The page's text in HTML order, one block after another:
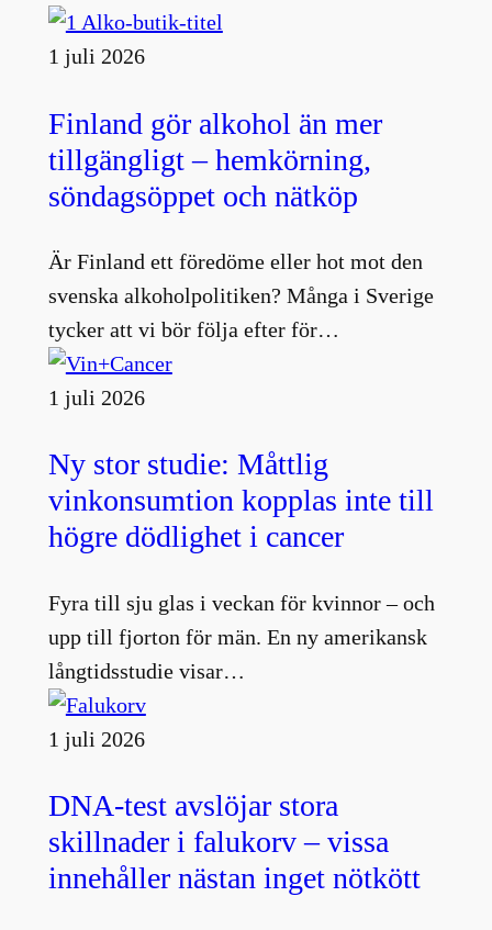
1 juli 2026
Finland gör alkohol än mer
tillgängligt – hemkörning,
söndagsöppet och nätköp
Är Finland ett föredöme eller hot mot den
svenska alkoholpolitiken? Många i Sverige
tycker att vi bör följa efter för…
1 juli 2026
Ny stor studie: Måttlig
vinkonsumtion kopplas inte till
högre dödlighet i cancer
Fyra till sju glas i veckan för kvinnor – och
upp till fjorton för män. En ny amerikansk
långtidsstudie visar…
1 juli 2026
DNA-test avslöjar stora
skillnader i falukorv – vissa
innehåller nästan inget nötkött